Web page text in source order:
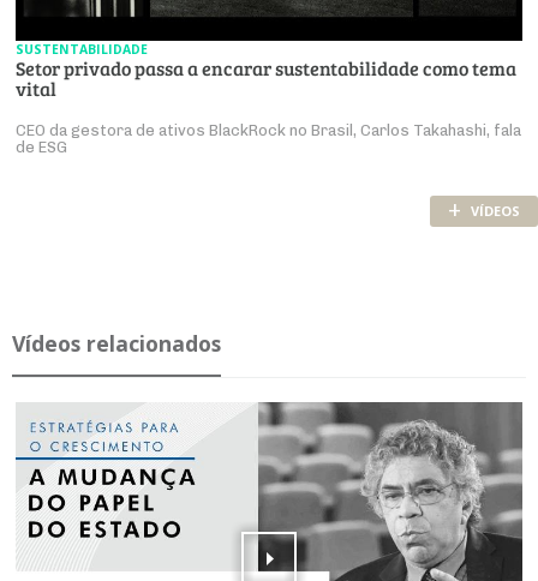
SUSTENTABILIDADE
Setor privado passa a encarar sustentabilidade como tema
vital
CEO da gestora de ativos BlackRock no Brasil, Carlos Takahashi, fala
de ESG
+ VÍDEOS
Ví­deos re­la­ci­o­nados